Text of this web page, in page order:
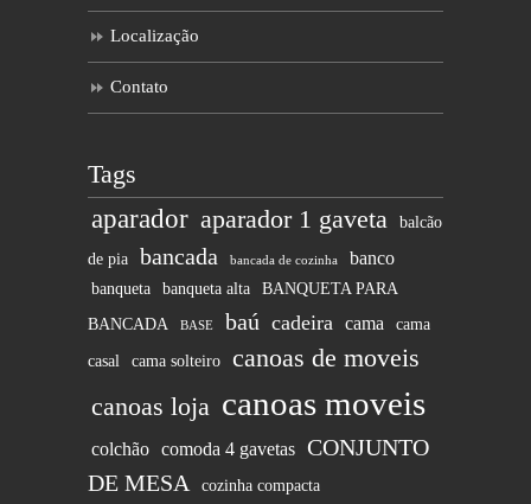
Localização
Contato
Tags
aparador aparador 1 gaveta balcão
de pia bancada bancada de cozinha banco
banqueta banqueta alta
BANQUETA PARA
BANCADA
BASE baú cadeira cama cama
casal cama solteiro
canoas de moveis
canoas loja canoas moveis
colchão comoda 4 gavetas CONJUNTO
DE MESA
cozinha compacta